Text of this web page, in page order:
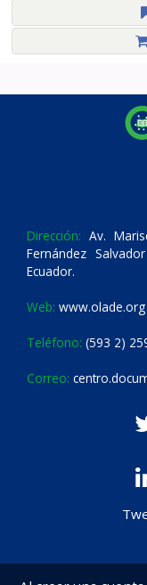
Dirección: Av.
Fernández
Ecuador.
Web: www.olade.org
Teléfono: (593 2)
Correo: